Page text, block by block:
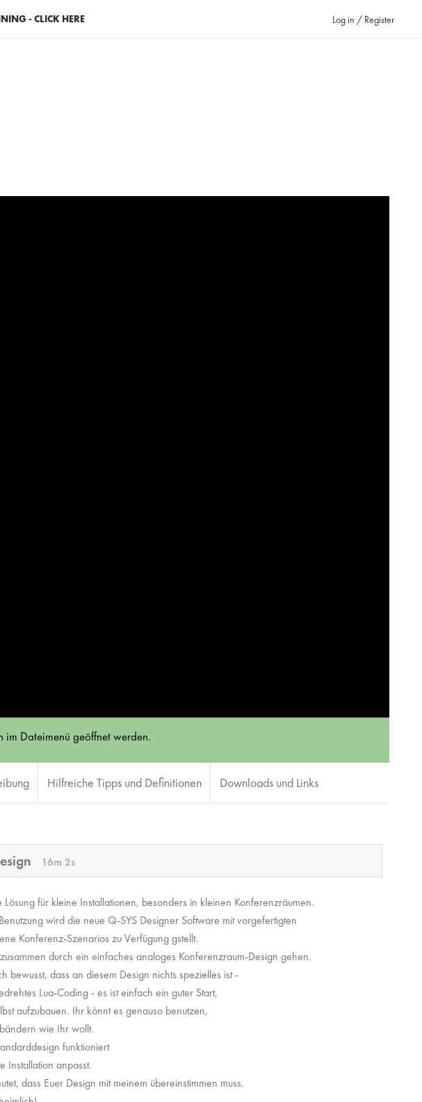
- CLICK HERE Log in / Register
Dateimenü geöffnet werden.
Hilfreiche Tipps und Definitionen Downloads und Links
16m 2s
für kleine Installationen, besonders in kleinen Konferenzräumen.
wird die neue Q-SYS Designer Software mit vorgefertigten
Konferenz-Szenarios zu Verfügung gstellt.
durch ein einfaches analoges Konferenzraum-Design gehen.
bewusst, dass an diesem Design nichts spezielles ist -
Lua-Coding - es ist einfach ein guter Start,
aufzubauen. Ihr könnt es genauso benutzen,
wie Ihr wollt.
funktioniert
Installation anpasst.
dass Euer Design mit meinem übereinstimmen muss.